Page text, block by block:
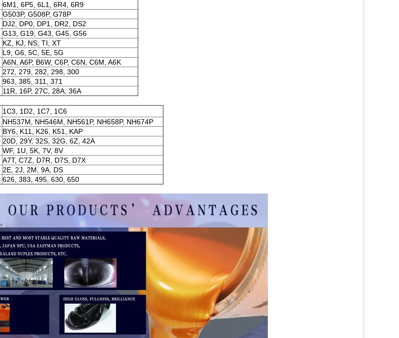
6M1, 6P5, 6L1, 6R4, 6R9
G503P, G508P, G78P
DJ2, DP0, DP1, DR2, DS2
G13, G19, G43, G45, G56
KZ, KJ, NS, TI, XT
L9, G6, 5C, 5E, 5G
A6N, A6P, B6W, C6P, C6N, C6M, A6K
272, 279, 282, 298, 300
963, 385, 311, 371
11R, 16P, 27C, 28A, 36A
1C3, 1D2, 1C7, 1C6
NH537M, NH546M, NH561P, NH658P, NH674P
BY6, K11, K26, K51, KAP
20D, 29Y, 32S, 32G, 6Z, 42A
WF, 1U, 5K, 7V, 8V
A7T, C7Z, D7R, D7S, D7X
2E, 2J, 2M, 9A, DS
626, 383, 495, 630, 650